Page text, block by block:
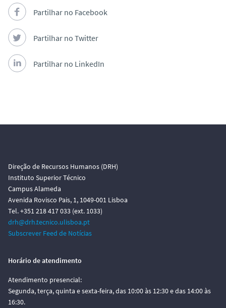
Partilhar no Facebook
Partilhar no Twitter
Partilhar no LinkedIn
Direção de Recursos Humanos (DRH)
Instituto Superior Técnico
Campus Alameda
Avenida Rovisco Pais, 1, 1049-001 Lisboa
Tel. +351 218 417 033 (ext. 1033)
drh@drh.tecnico.ulisboa.pt
Subscrever Feed de Notícias
Horário de atendimento
Atendimento presencial:
Segunda, terça, quinta e sexta-feira, das 10:00 às 12:30 e das 14:00 às
16:30.